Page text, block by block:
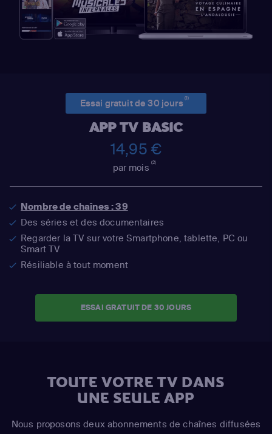
Essai gratuit de 30 jours(1)
APP TV BASIC
14,95 €
par mois(2)
Nombre de chaînes : 39
Des séries et des documentaires
Regarder la TV sur votre Smartphone, tablette, PC ou
Smart TV
Résiliable à tout moment
ESSAI GRATUIT DE 30 JOURS
TOUTE VOTRE TV DANS
UNE SEULE APP
Nous proposons deux abonnements de chaînes diffusées